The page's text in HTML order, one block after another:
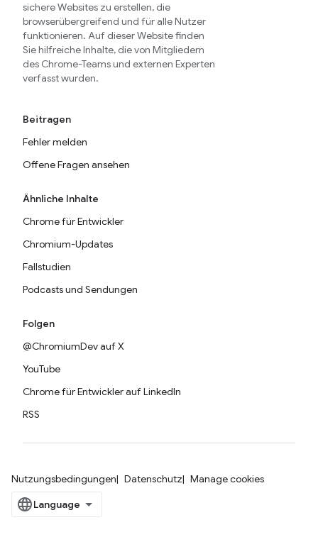
sichere Websites zu erstellen, die
browserübergreifend und für alle Nutzer
funktionieren. Auf dieser Website finden
Sie hilfreiche Inhalte, die von Mitgliedern
des Chrome-Teams und externen Experten
verfasst wurden.
Beitragen
Fehler melden
Offene Fragen ansehen
Ähnliche Inhalte
Chrome für Entwickler
Chromium-Updates
Fallstudien
Podcasts und Sendungen
Folgen
@ChromiumDev auf X
YouTube
Chrome für Entwickler auf LinkedIn
RSS
Nutzungsbedingungen Datenschutz Manage cookies